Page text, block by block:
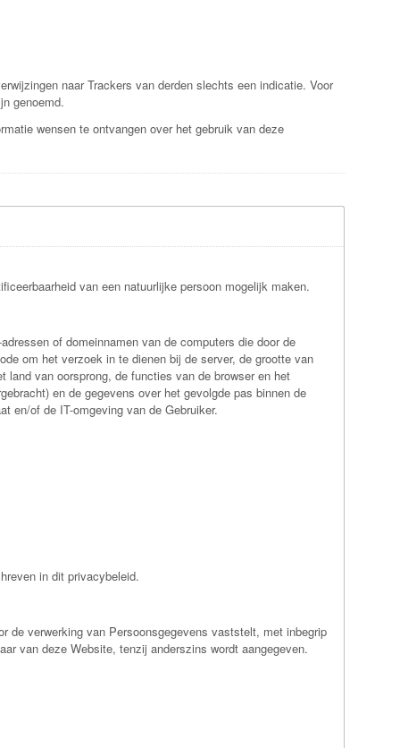
naar Trackers van derden slechts een indicatie. Voor
genoemd.
wensen te ontvangen over het gebruik van deze
van een natuurlijke persoon mogelijk maken.
of domeinnamen van de computers die door de
om het verzoek in te dienen bij de server, de grootte van
van oorsprong, de functies van de browser en het
en de gegevens over het gevolgde pas binnen de
en/of de IT-omgeving van de Gebruiker.
in dit privacybeleid.
de verwerking van Persoonsgegevens vaststelt, met inbegrip
van deze Website, tenzij anderszins wordt aangegeven.